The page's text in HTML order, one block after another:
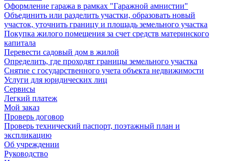
Оформление гаража в рамках "Гаражной амнистии"
Объединить или разделить участки, образовать новый
участок, уточнить границу и площадь земельного участка
Покупка жилого помещения за счет средств материнского
капитала
Перевести садовый дом в жилой
Определить, где проходят границы земельного участка
Снятие с государственного учета объекта недвижимости
Услуги для юридических лиц
Сервисы
Легкий платеж
Мой заказ
Проверь договор
Проверь технический паспорт, поэтажный план и
экспликацию
Об учреждении
Руководство